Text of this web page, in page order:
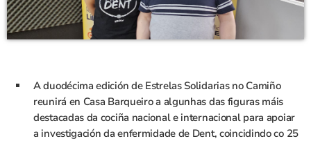
A duodécima edición de Estrelas Solidarias no Camiño
reunirá en Casa Barqueiro a algunhas das figuras máis
destacadas da cociña nacional e internacional para apoiar
a investigación da enfermidade de Dent, coincidindo co 25